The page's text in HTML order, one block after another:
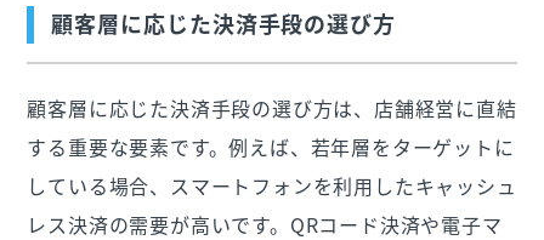
顧客層に応じた決済手段の選び方
顧客層に応じた決済手段の選び方は、店舗経営に直結
する重要な要素です。例えば、若年層をターゲットに
している場合、スマートフォンを利用したキャッシュ
レス決済の需要が高いです。QRコード決済や電子マ